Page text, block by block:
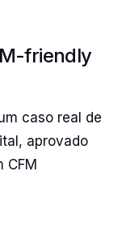
friendly
caso real de
aprovado
CFM